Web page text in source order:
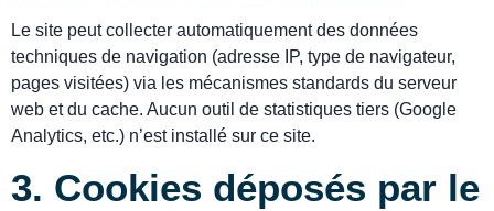
Le site peut collecter automatiquement des données
techniques de navigation (adresse IP, type de navigateur,
pages visitées) via les mécanismes standards du serveur
web et du cache. Aucun outil de statistiques tiers (Google
Analytics, etc.) n’est installé sur ce site.
3. Cookies déposés par le